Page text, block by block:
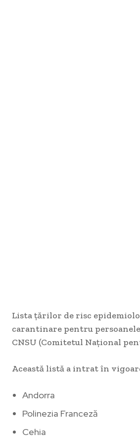
Lista ţărilor de risc
carantinare pentru
CNSU (Comitetul Național
Această listă a intrat în
Andorra
Polinezia Franceză
Cehia